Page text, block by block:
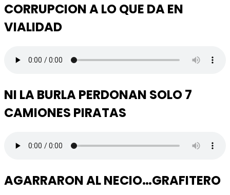
CORRUPCION A LO QUE DA EN
VIALIDAD
NI LA BURLA PERDONAN SOLO 7
CAMIONES PIRATAS
AGARRARON AL NECIO…GRAFITERO